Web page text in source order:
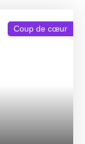
Coup de cœur